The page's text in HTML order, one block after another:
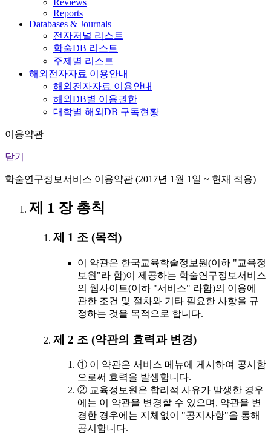
Reviews
Reports
Databases & Journals
전자저널 리스트
학술DB 리스트
주제별 리스트
해외전자자료 이용안내
해외전자자료 이용안내
해외DB별 이용권한
대학별 해외DB 구독현황
이용약관
닫기
학술연구정보서비스 이용약관 (2017년 1월 1일 ~ 현재 적용)
제 1 장 총칙
제 1 조 (목적)
이 약관은 한국교육학술정보원(이하 "교육정
보원"라 함)이 제공하는 학술연구정보서비스
의 웹사이트(이하 "서비스" 라함)의 이용에
관한 조건 및 절차와 기타 필요한 사항을 규
정하는 것을 목적으로 합니다.
제 2 조 (약관의 효력과 변경)
① 이 약관은 서비스 메뉴에 게시하여 공시함
으로써 효력을 발생합니다.
② 교육정보원은 합리적 사유가 발생한 경우
에는 이 약관을 변경할 수 있으며, 약관을 변
경한 경우에는 지체없이 "공지사항"을 통해
공시합니다.